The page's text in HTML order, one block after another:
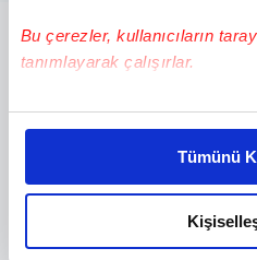
Bu çerezler, kullanıcıların
tanımlayarak çalışırlar.
Bu çerezlere izin vermeniz
daha iyi reklam deneyimi
amacımızın size daha iyi bir
olduğunu ve sizlere en iyi
elimizden gelen çabayı
Tümünü